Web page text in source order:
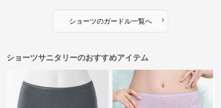
ショーツのガードル一覧へ ›
ショーツサニタリーのおすすめアイテム